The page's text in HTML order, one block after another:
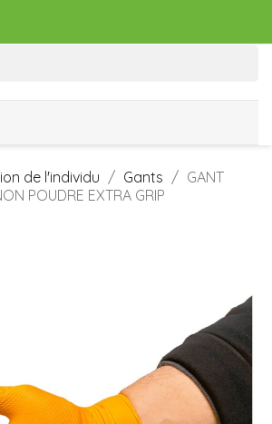
de l'individu Gants
GANT
POUDRE EXTRA GRIP